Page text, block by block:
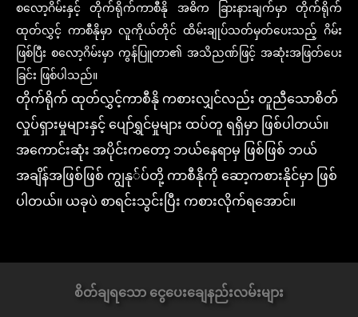
စလော့ဂိမ်းနှင့် တိုက်ရိုက်ကာစီနို အဓိက ခြားနားချက်မှာ တိုက်ရိုက်
ထုတ်လွှင့် ကာစီနိုမှာ လူကိုယ်တိုင် ထိမ်းချုပ်သတ်မှတ်ပေးသည့် ဂိမ်း
ဖြစ်ပြီး စလော့ဂိမ်းမှာ ကွန်ပြူတာ၏ အသိညဏ်ဖြင့် အဆုံးအဖြတ်ပေး
ခြင်း ဖြစ်ပါသည်။
တိုက်ရိုက် ထုတ်လွှင့်ကာစီနို ကစားလျှင်လည်း တူညီသောစိတ်
လှုပ်ရှားမှုများနှင့် ပျော်ရွှင်မှုများ ထပ်တူ ရရှိမှာ ဖြစ်ပါတယ်။
အကောင်းဆုံး အပိုင်းကတော့ ဘယ်နေရာမှ ဖြစ်ဖြစ် ဘယ်
အချိန်အဖြစ်ဖြစ် ကျွနု်ပ်တို့ ကာစီနိုကို ဆော့ကစားနိုင်မှာ ဖြစ်
ပါတယ်။ ယခုပဲ စာရင်းသွင်းပြီး ကစားလိုက်ရအောင်။
စိတ်ချရသော ငွေပေးချေနည်းလမ်းများ